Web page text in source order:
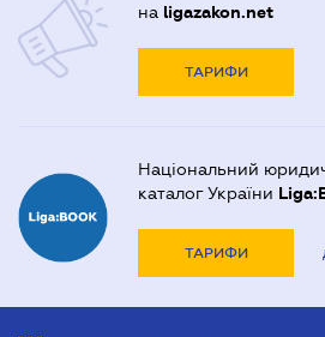
на ligazakon.net
ТАРИФИ
Національний
каталог України
ТАРИФИ